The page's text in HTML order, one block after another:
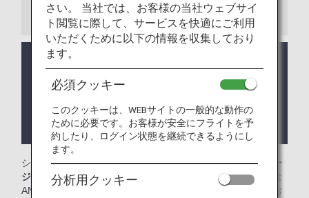
お知らせ
ラウンジ所有者がANAではない空港においては事前
ります。
ラウンジが所在する国や州により入室条件に制約が
ある場合があります。
シドニー・キングスフォード・スミス国際空港では、ニュー
ジーランド航空ラウンジをご利用いただけます。本ページは
ANA国際線を利用される際のラウンジ入室基準を記載してお
さい。 当社では、お客様の当社ウェブサイ
ト閲覧に際して、サービスを快適にご利用
いただくために以下の情報を収集しており
ます。
必須クッキー
このクッキーは、WEBサイトの一般的な動作の
ために必要です。お客様が安全にフライトを予
約したり、ログイン状態を継続できるようにし
ます。
分析用クッキー